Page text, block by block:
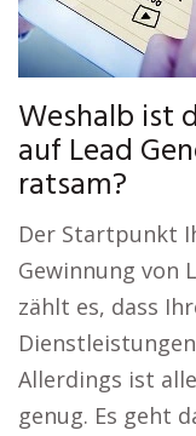
Weshalb ist
auf Lead
ratsam?
Der Startpunkt
Gewinnung von
zählt es, dass
Allerdings ist
genug. Es geht